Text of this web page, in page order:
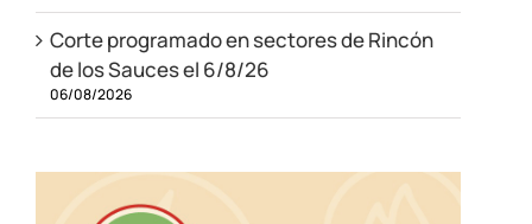
Corte programado en sectores de Rincón
de los Sauces el 6/8/26
06/08/2026